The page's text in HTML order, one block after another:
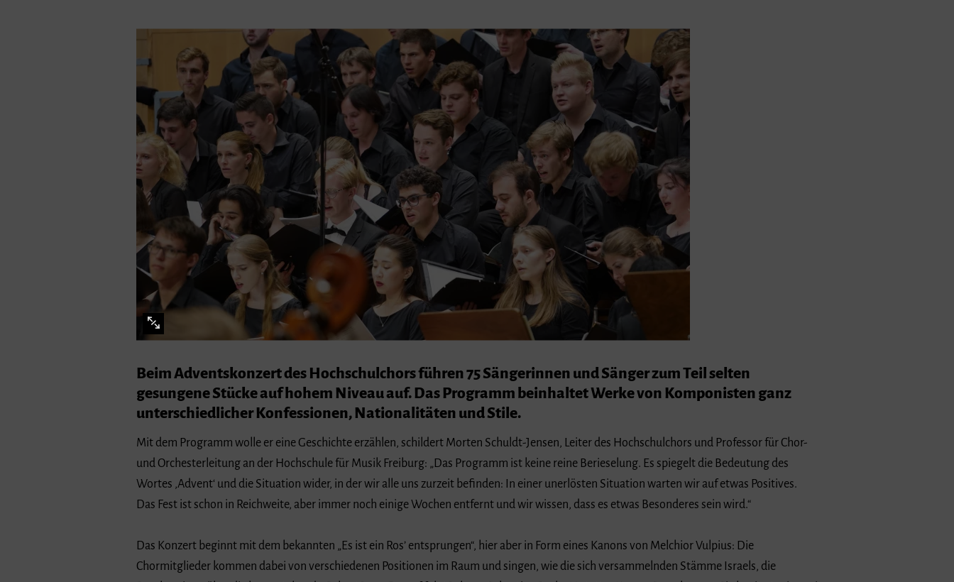
Beim Adventskonzert des Hochschulchors führen 75 Sängerinnen und Sänger zum Teil selten
gesungene Stücke auf hohem Niveau auf. Das Programm beinhaltet Werke von Komponisten ganz
unterschiedlicher Konfessionen, Nationalitäten und Stile.
Mit dem Programm wolle er eine Geschichte erzählen, schildert Morten Schuldt-Jensen, Leiter des Hochschulchors und Professor für Chor-
und Orchesterleitung an der Hochschule für Musik Freiburg: „Das Programm ist keine reine Berieselung. Es spiegelt die Bedeutung des
Wortes ‚Advent‘ und die Situation wider, in der wir alle uns zurzeit befinden: In einer unerlösten Situation warten wir auf etwas Positives.
Das Fest ist schon in Reichweite, aber immer noch einige Wochen entfernt und wir wissen, dass es etwas Besonderes sein wird.“
Das Konzert beginnt mit dem bekannten „Es ist ein Ros’ entsprungen“, hier aber in Form eines Kanons von Melchior Vulpius: Die
Chormitglieder kommen dabei von verschiedenen Positionen im Raum und singen, wie die sich versammelnden Stämme Israels, die